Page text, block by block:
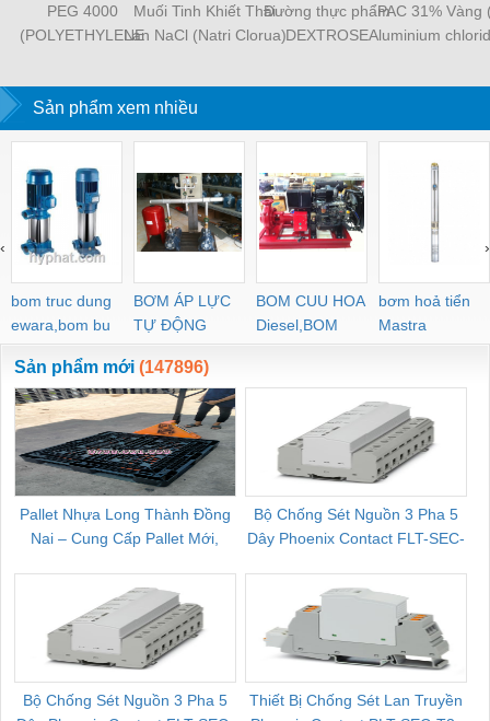
PEG 4000
(POLYETHYLENE
25kg/bao – Korea
Muối Tinh Khiết Thái
Lan NaCl (Natri Clorua)
Đường thực phẩm
DEXTROSE
DONG XIAO 25kg/bao
PAC 31% Vàng
Aluminium
Sản phẩm xem nhiều
bom truc dung
ewara,bom bu
ewara
BƠM ÁP LỰC
TỰ ĐỘNG
BOM CUU HOA
Diesel,BOM
CHUA CHAY
bơm hoả tiển
Mastra
‹ ›
Sản phẩm mới (147896)
Pallet Nhựa Long Thành Đồng
Nai – Cung Cấp Pallet Mới,
Bộ Chống Sét Nguồn 3 Pha 5
Dây Phoenix Contact FLT-SEC-
Bộ Chống Sét Nguồn 3 Pha 5
Thiết Bị Chống Sét Lan Truyền